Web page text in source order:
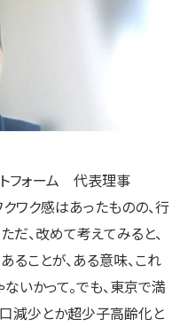
フォーム 代表理事
ワク感はあったものの、行
だ、改めて考えてみると、
ことが、ある意味、これ
いかって。でも、東京で満
減少とか超少子高齢化と